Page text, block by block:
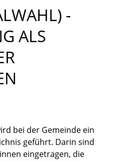
-
ALS
bei der Gemeinde ein
geführt. Darin sind
eingetragen, die